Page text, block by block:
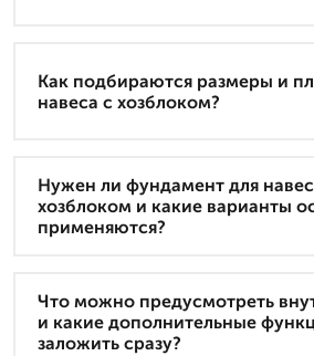
Как подбираются размеры и
навеса с хозблоком?
Нужен ли фундамент для
хозблоком и какие варианты
применяются?
Что можно предусмотреть
и какие дополнительные
заложить сразу?